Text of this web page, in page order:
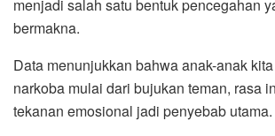
menjadi salah satu bentuk pencegahan
bermakna.
Data menunjukkan bahwa anak-anak
narkoba mulai dari bujukan teman, rasa
tekanan emosional jadi penyebab utama.